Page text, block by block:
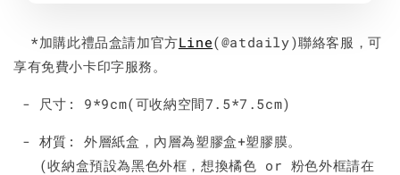
*加購此禮品盒請加官方Line(@atdaily)聯絡客服，可
享有免費小卡印字服務。
- 尺寸: 9*9cm(可收納空間7.5*7.5cm)
- 材質: 外層紙盒，內層為塑膠盒+塑膠膜。
(收納盒預設為黑色外框，想換橘色 or 粉色外框請在